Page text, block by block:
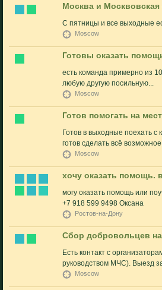
Москва и
С пятницы и все выходные
Moscow
Готовы оказать
есть команда примерно из
любую другую посильную...
Moscow
Готов помогать на
Готов в выходные поехать
готов сделать всё
Moscow
хочу оказать помощь.
могу оказать помощь или
+7 918 599 9498 Оксана
Ростов-на-Дону
Сбор добровольцев
Есть контакт с
руководством МЧС). Выезд
Moscow